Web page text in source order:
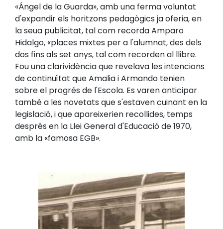
«Ángel de la Guarda», amb una ferma voluntat
d'expandir els horitzons pedagògics ja oferia, en
la seua publicitat, tal com recorda Amparo
Hidalgo, «places mixtes per a l'alumnat, des dels
dos fins als set anys, tal com recorden al llibre.
Fou una clarividència que revelava les intencions
de continuïtat que Amalia i Armando tenien
sobre el progrés de l'Escola. Es varen anticipar
també a les novetats que s'estaven cuinant en la
legislació, i que apareixerien recollides, temps
després en la Llei General d'Educació de 1970,
amb la «famosa EGB».